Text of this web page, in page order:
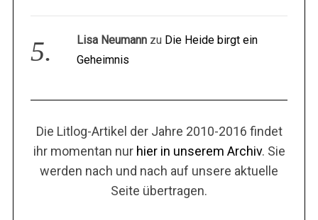
Lisa Neumann zu Die Heide birgt ein
Geheimnis
Die Litlog-Artikel der Jahre 2010-2016 findet
ihr momentan nur hier in unserem Archiv. Sie
werden nach und nach auf unsere aktuelle
Seite übertragen.